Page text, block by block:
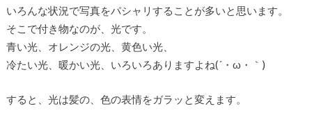
いろんな状況で写真をパシャリすることが多いと思います。
そこで付き物なのが、光です。
青い光、オレンジの光、黄色い光、
冷たい光、暖かい光、いろいろありますよね(´・ω・｀)
すると、光は髪の、色の表情をガラッと変えます。